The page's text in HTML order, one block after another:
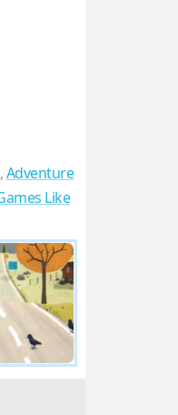
,Adventure
Like